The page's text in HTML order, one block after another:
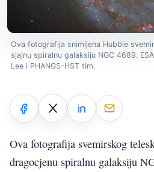
Ova fotografija snimljena Hubble
sjajnu spiralnu galaksiju NGC 4689.
Lee i PHANGS-HST tim.
Ova fotografija svemirskog
dragocjenu spiralnu galaksiju